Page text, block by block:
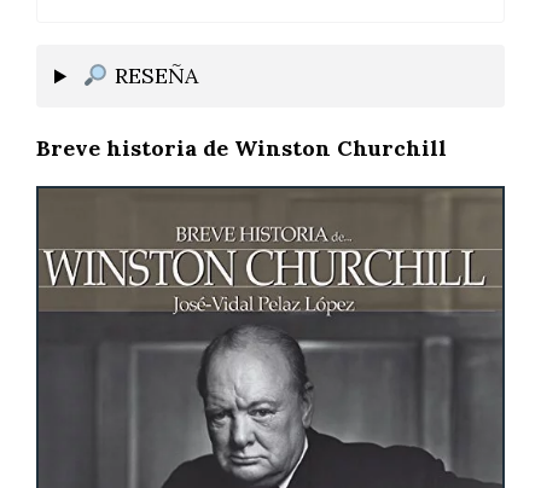
RESEÑA
Breve historia de Winston Churchill